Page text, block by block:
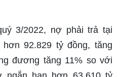
3/2022, nợ phải trả tại
92.829 tỷ đồng, tăng
đương tăng 11% so với